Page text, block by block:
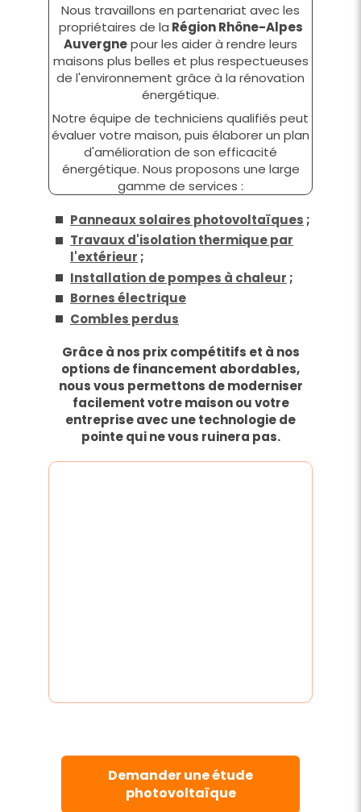
Nous travaillons en partenariat avec les
propriétaires de la Région Rhône-Alpes
Auvergnepour les aider à rendre leurs
maisons plus belles et plus respectueuses
de l'environnement grâce à la rénovation
énergétique.
Notre équipe de techniciens qualifiés peut
évaluer votre maison, puis élaborer un plan
d'amélioration de son efficacité
énergétique. Nous proposons une large
gamme de services :
Panneaux solaires photovoltaïques ;
Travaux d'isolation thermique par
l'extérieur ;
Installation de pompes à chaleur ;
Bornes électrique
Combles perdus
Grâce à nos prix compétitifs et à nos
options de financement abordables,
nous vous permettons de moderniser
facilement votre maison ou votre
entreprise avec une technologie de
pointe qui ne vous ruinera pas.
Demander une étude
photovoltaïque